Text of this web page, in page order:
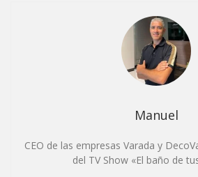
Manuel
CEO de las empresas Varada y
del TV Show «El baño de